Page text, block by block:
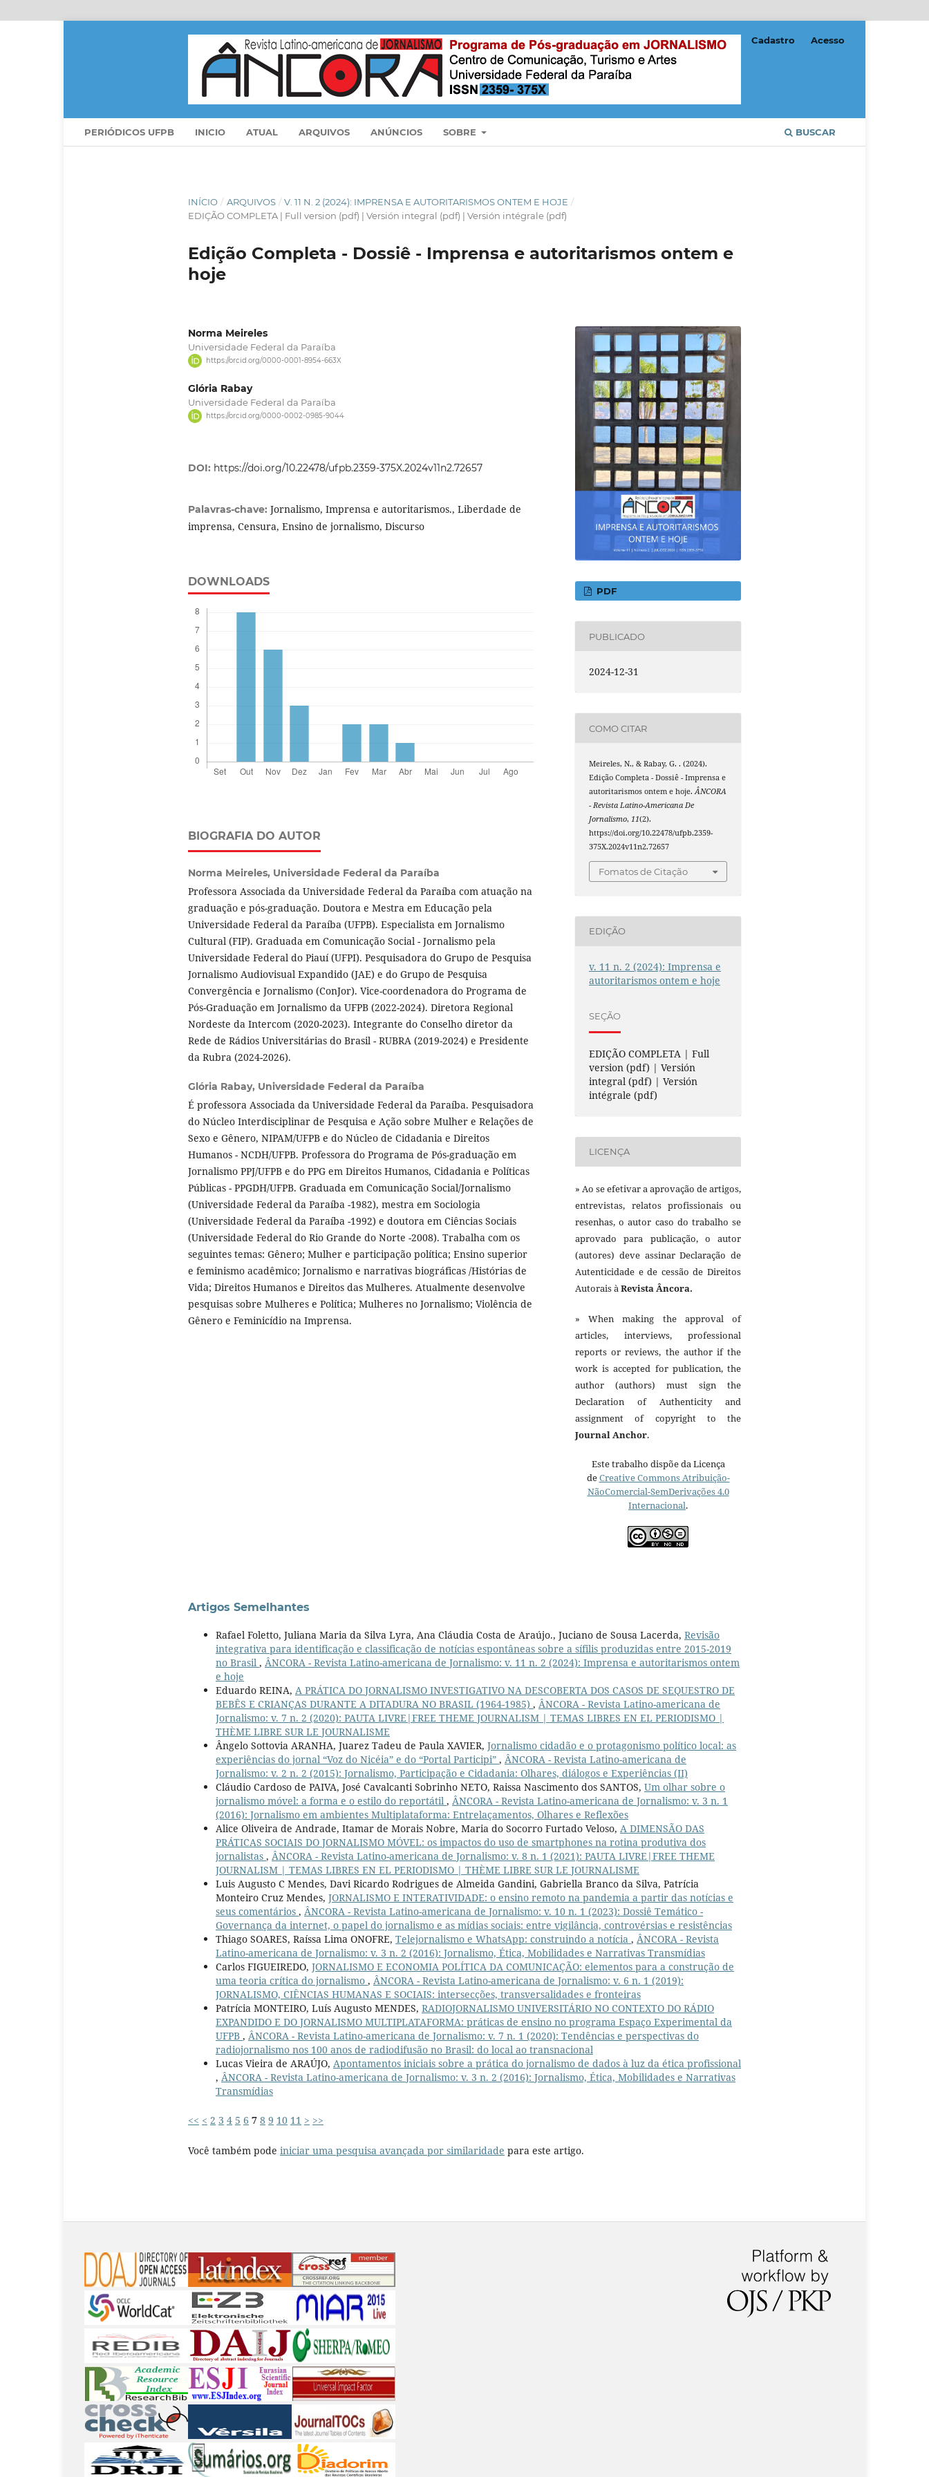
PERIÓDICOS UFPB INICIO ATUAL ARQUIVOS ANÚNCIOS SOBRE BUSCAR
Cadastro Acesso
INÍCIO / ARQUIVOS / V. 11 N. 2 (2024): IMPRENSA E AUTORITARISMOS ONTEM E HOJE /
EDIÇÃO COMPLETA | Full version (pdf) | Versión integral (pdf) | Versión intégrale (pdf)
Edição Completa - Dossiê - Imprensa e autoritarismos ontem e
hoje
Norma Meireles
Universidade Federal da Paraíba
https://orcid.org/0000-0001-8954-663X
Glória Rabay
Universidade Federal da Paraíba
https://orcid.org/0000-0002-0985-9044
DOI: https://doi.org/10.22478/ufpb.2359-375X.2024v11n2.72657
Palavras-chave: Jornalismo, Imprensa e autoritarismos., Liberdade de
imprensa, Censura, Ensino de jornalismo, Discurso
DOWNLOADS
BIOGRAFIA DO AUTOR
Norma Meireles, Universidade Federal da Paraíba
Professora Associada da Universidade Federal da Paraíba com atuação na
graduação e pós-graduação. Doutora e Mestra em Educação pela
Universidade Federal da Paraíba (UFPB). Especialista em Jornalismo
Cultural (FIP). Graduada em Comunicação Social - Jornalismo pela
Universidade Federal do Piauí (UFPI). Pesquisadora do Grupo de Pesquisa
Jornalismo Audiovisual Expandido (JAE) e do Grupo de Pesquisa
Convergência e Jornalismo (ConJor). Vice-coordenadora do Programa de
Pós-Graduação em Jornalismo da UFPB (2022-2024). Diretora Regional
Nordeste da Intercom (2020-2023). Integrante do Conselho diretor da
Rede de Rádios Universitárias do Brasil - RUBRA (2019-2024) e Presidente
da Rubra (2024-2026).
Glória Rabay, Universidade Federal da Paraíba
É professora Associada da Universidade Federal da Paraíba. Pesquisadora
do Núcleo Interdisciplinar de Pesquisa e Ação sobre Mulher e Relações de
Sexo e Gênero, NIPAM/UFPB e do Núcleo de Cidadania e Direitos
Humanos - NCDH/UFPB. Professora do Programa de Pós-graduação em
Jornalismo PPJ/UFPB e do PPG em Direitos Humanos, Cidadania e Políticas
Públicas - PPGDH/UFPB. Graduada em Comunicação Social/Jornalismo
(Universidade Federal da Paraíba -1982), mestra em Sociologia
(Universidade Federal da Paraíba -1992) e doutora em Ciências Sociais
(Universidade Federal do Rio Grande do Norte -2008). Trabalha com os
seguintes temas: Gênero; Mulher e participação política; Ensino superior
e feminismo acadêmico; Jornalismo e narrativas biográficas /Histórias de
Vida; Direitos Humanos e Direitos das Mulheres. Atualmente desenvolve
pesquisas sobre Mulheres e Política; Mulheres no Jornalismo; Violência de
Gênero e Feminicídio na Imprensa.
PDF
PUBLICADO
2024-12-31
COMO CITAR
Meireles, N., & Rabay, G. . (2024).
Edição Completa - Dossiê - Imprensa e
autoritarismos ontem e hoje.ÂNCORA
- Revista Latino-Americana De
Jornalismo,11(2).
https://doi.org/10.22478/ufpb.2359-
375X.2024v11n2.72657
Fomatos de Citação
EDIÇÃO
v. 11 n. 2 (2024): Imprensa e
autoritarismos ontem e hoje
SEÇÃO
EDIÇÃO COMPLETA | Full
version (pdf) | Versión
integral (pdf) | Versión
intégrale (pdf)
LICENÇA
» Ao se efetivar a aprovação de artigos,
entrevistas, relatos profissionais ou
resenhas, o autor caso do trabalho se
aprovado para publicação, o autor
(autores) deve assinar Declaração de
Autenticidade e de cessão de Direitos
Autorais àRevista Âncora.
» When making the approval of
articles, interviews, professional
reports or reviews, the author if the
work is accepted for publication, the
author (authors) must sign the
Declaration of Authenticity and
assignment of copyright to the
Journal Anchor.
Este trabalho dispõe da Licença
deCreative Commons Atribuição-
NãoComercial-SemDerivações 4.0
Internacional.
Artigos Semelhantes
Rafael Foletto, Juliana Maria da Silva Lyra, Ana Cláudia Costa de Araújo., Juciano de Sousa Lacerda, Revisão
integrativa para identificação e classificação de notícias espontâneas sobre a sífilis produzidas entre 2015-2019
no Brasil , ÂNCORA - Revista Latino-americana de Jornalismo: v. 11 n. 2 (2024): Imprensa e autoritarismos ontem
e hoje
Eduardo REINA, A PRÁTICA DO JORNALISMO INVESTIGATIVO NA DESCOBERTA DOS CASOS DE SEQUESTRO DE
BEBÊS E CRIANÇAS DURANTE A DITADURA NO BRASIL (1964-1985) , ÂNCORA - Revista Latino-americana de
Jornalismo: v. 7 n. 2 (2020): PAUTA LIVRE|FREE THEME JOURNALISM | TEMAS LIBRES EN EL PERIODISMO |
THÈME LIBRE SUR LE JOURNALISME
Ângelo Sottovia ARANHA, Juarez Tadeu de Paula XAVIER, Jornalismo cidadão e o protagonismo político local: as
experiências do jornal “Voz do Nicéia” e do “Portal Participi” , ÂNCORA - Revista Latino-americana de
Jornalismo: v. 2 n. 2 (2015): Jornalismo, Participação e Cidadania: Olhares, diálogos e Experiências (II)
Cláudio Cardoso de PAIVA, José Cavalcanti Sobrinho NETO, Raissa Nascimento dos SANTOS, Um olhar sobre o
jornalismo móvel: a forma e o estilo do reportátil , ÂNCORA - Revista Latino-americana de Jornalismo: v. 3 n. 1
(2016): Jornalismo em ambientes Multiplataforma: Entrelaçamentos, Olhares e Reflexões
Alice Oliveira de Andrade, Itamar de Morais Nobre, Maria do Socorro Furtado Veloso, A DIMENSÃO DAS
PRÁTICAS SOCIAIS DO JORNALISMO MÓVEL: os impactos do uso de smartphones na rotina produtiva dos
jornalistas , ÂNCORA - Revista Latino-americana de Jornalismo: v. 8 n. 1 (2021): PAUTA LIVRE|FREE THEME
JOURNALISM | TEMAS LIBRES EN EL PERIODISMO | THÈME LIBRE SUR LE JOURNALISME
Luis Augusto C Mendes, Davi Ricardo Rodrigues de Almeida Gandini, Gabriella Branco da Silva, Patrícia
Monteiro Cruz Mendes, JORNALISMO E INTERATIVIDADE: o ensino remoto na pandemia a partir das notícias e
seus comentários , ÂNCORA - Revista Latino-americana de Jornalismo: v. 10 n. 1 (2023): Dossiê Temático -
Governança da internet, o papel do jornalismo e as mídias sociais: entre vigilância, controvérsias e resistências
Thiago SOARES, Raíssa Lima ONOFRE, Telejornalismo e WhatsApp: construindo a notícia , ÂNCORA - Revista
Latino-americana de Jornalismo: v. 3 n. 2 (2016): Jornalismo, Ética, Mobilidades e Narrativas Transmídias
Carlos FIGUEIREDO, JORNALISMO E ECONOMIA POLÍTICA DA COMUNICAÇÃO: elementos para a construção de
uma teoria crítica do jornalismo , ÂNCORA - Revista Latino-americana de Jornalismo: v. 6 n. 1 (2019):
JORNALISMO, CIÊNCIAS HUMANAS E SOCIAIS: intersecções, transversalidades e fronteiras
Patrícia MONTEIRO, Luís Augusto MENDES, RADIOJORNALISMO UNIVERSITÁRIO NO CONTEXTO DO RÁDIO
EXPANDIDO E DO JORNALISMO MULTIPLATAFORMA: práticas de ensino no programa Espaço Experimental da
UFPB , ÂNCORA - Revista Latino-americana de Jornalismo: v. 7 n. 1 (2020): Tendências e perspectivas do
radiojornalismo nos 100 anos de radiodifusão no Brasil: do local ao transnacional
Lucas Vieira de ARAÚJO, Apontamentos iniciais sobre a prática do jornalismo de dados à luz da ética profissional
, ÂNCORA - Revista Latino-americana de Jornalismo: v. 3 n. 2 (2016): Jornalismo, Ética, Mobilidades e Narrativas
Transmídias
<< < 2 3 4 5 6 7 8 9 10 11 > >>
Você também pode iniciar uma pesquisa avançada por similaridade para este artigo.